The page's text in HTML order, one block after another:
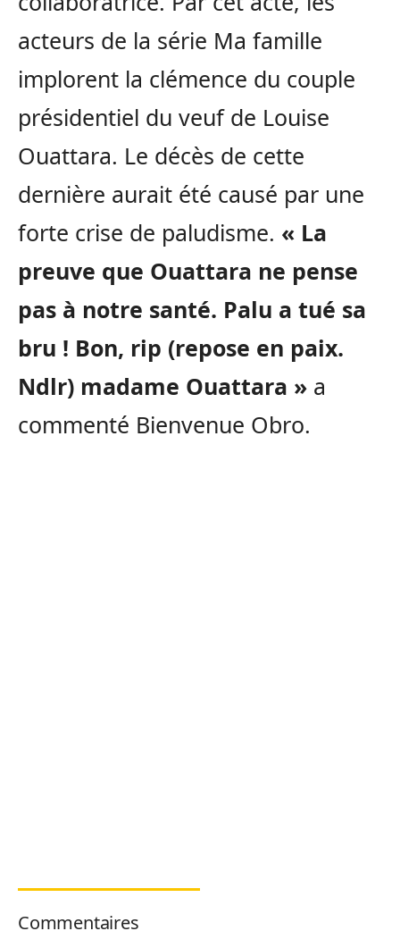
acteurs de la série Ma famille
implorent la clémence du couple
présidentiel du veuf de Louise
Ouattara. Le décès de cette
dernière aurait été causé par une
forte crise de paludisme. « La
preuve que Ouattara ne pense
pas à notre santé. Palu a tué sa
bru ! Bon, rip (repose en paix.
Ndlr) madame Ouattara » a
commenté Bienvenue Obro.
Commentaires